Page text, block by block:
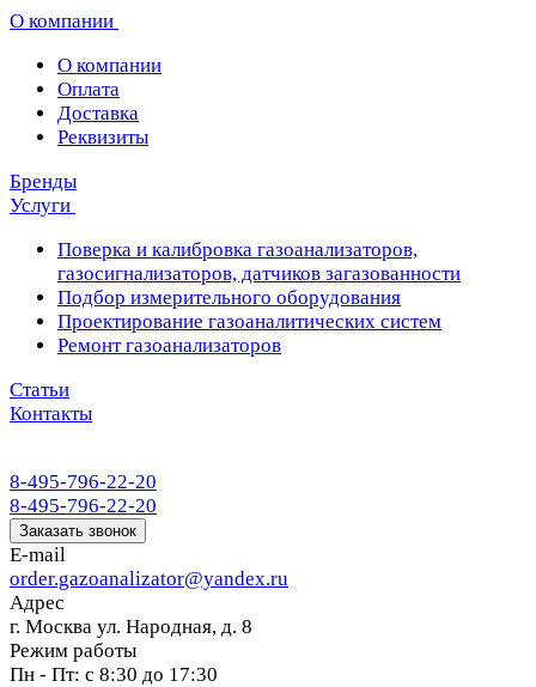
О компании
О компании
Оплата
Доставка
Реквизиты
Бренды
Услуги
Поверка и калибровка газоанализаторов,
газосигнализаторов, датчиков загазованности
Подбор измерительного оборудования
Проектирование газоаналитических систем
Ремонт газоанализаторов
Статьи
Контакты
8-495-796-22-20
8-495-796-22-20
Заказать звонок
E-mail
order.gazoanalizator@yandex.ru
Адрес
г. Москва ул. Народная, д. 8
Режим работы
Пн - Пт: с 8:30 до 17:30